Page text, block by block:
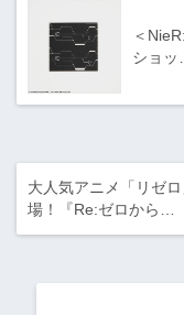
＜
ショ
大人気アニメ「リゼ
場！『Re:ゼロから…